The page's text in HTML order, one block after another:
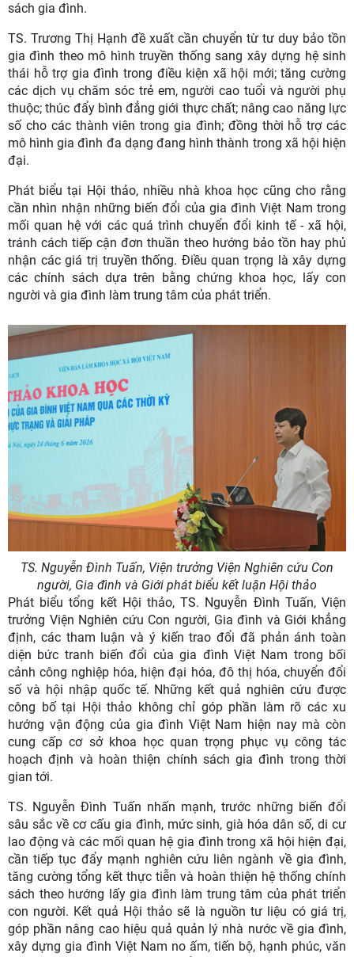
sách gia đình.
TS. Trương Thị Hạnh đề xuất cần chuyển từ tư duy bảo tồn
gia đình theo mô hình truyền thống sang xây dựng hệ sinh
thái hỗ trợ gia đình trong điều kiện xã hội mới; tăng cường
các dịch vụ chăm sóc trẻ em, người cao tuổi và người phụ
thuộc; thúc đẩy bình đẳng giới thực chất; nâng cao năng lực
số cho các thành viên trong gia đình; đồng thời hỗ trợ các
mô hình gia đình đa dạng đang hình thành trong xã hội hiện
đại.
Phát biểu tại Hội thảo, nhiều nhà khoa học cũng cho rằng
cần nhìn nhận những biến đổi của gia đình Việt Nam trong
mối quan hệ với các quá trình chuyển đổi kinh tế - xã hội,
tránh cách tiếp cận đơn thuần theo hướng bảo tồn hay phủ
nhận các giá trị truyền thống. Điều quan trọng là xây dựng
các chính sách dựa trên bằng chứng khoa học, lấy con
người và gia đình làm trung tâm của phát triển.
TS. Nguyễn Đình Tuấn, Viện trưởng Viện Nghiên cứu Con
người, Gia đình và Giới phát biểu kết luận Hội thảo
Phát biểu tổng kết Hội thảo, TS. Nguyễn Đình Tuấn, Viện
trưởng Viện Nghiên cứu Con người, Gia đình và Giới khẳng
định, các tham luận và ý kiến trao đổi đã phản ánh toàn
diện bức tranh biến đổi của gia đình Việt Nam trong bối
cảnh công nghiệp hóa, hiện đại hóa, đô thị hóa, chuyển đổi
số và hội nhập quốc tế. Những kết quả nghiên cứu được
công bố tại Hội thảo không chỉ góp phần làm rõ các xu
hướng vận động của gia đình Việt Nam hiện nay mà còn
cung cấp cơ sở khoa học quan trọng phục vụ công tác
hoạch định và hoàn thiện chính sách gia đình trong thời
gian tới.
TS. Nguyễn Đình Tuấn nhấn mạnh, trước những biến đổi
sâu sắc về cơ cấu gia đình, mức sinh, già hóa dân số, di cư
lao động và các mối quan hệ gia đình trong xã hội hiện đại,
cần tiếp tục đẩy mạnh nghiên cứu liên ngành về gia đình,
tăng cường tổng kết thực tiễn và hoàn thiện hệ thống chính
sách theo hướng lấy gia đình làm trung tâm của phát triển
con người. Kết quả Hội thảo sẽ là nguồn tư liệu có giá trị,
góp phần nâng cao hiệu quả quản lý nhà nước về gia đình,
xây dựng gia đình Việt Nam no ấm, tiến bộ, hạnh phúc, văn